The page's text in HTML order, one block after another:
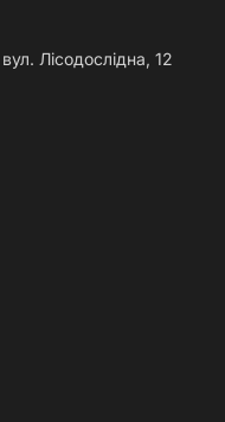
Лісодослідна, 12